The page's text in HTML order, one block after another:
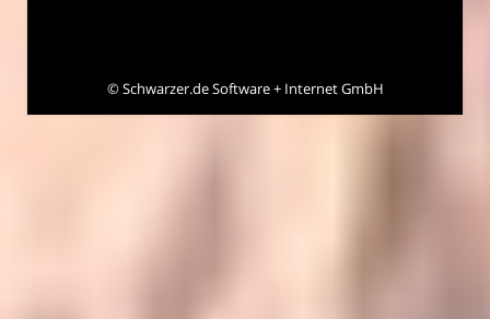
©Schwarzer.de Software + Internet GmbH